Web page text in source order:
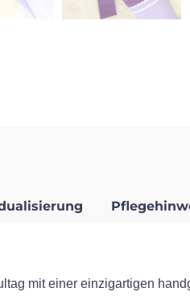
mit einer einzigartigen